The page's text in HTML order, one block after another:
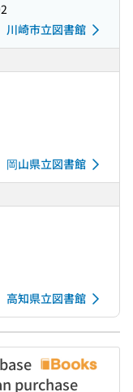
川崎市立図書館
岡山県立図書館
高知県立図書館
purchase